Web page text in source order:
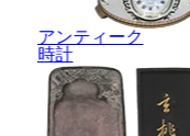
アンティーク
時計